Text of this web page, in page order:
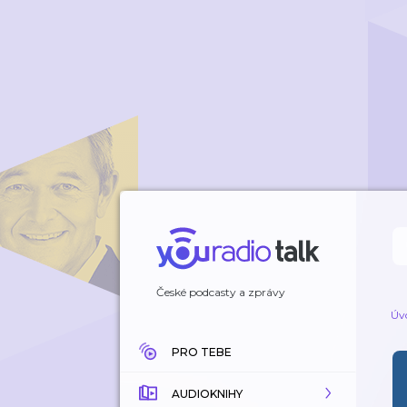
České podcasty a zprávy
PRO TEBE
AUDIOKNIHY